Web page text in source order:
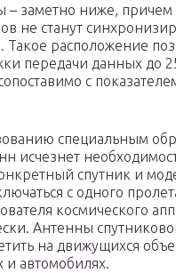
– заметно ниже, причем
не станут
расположение
передачи данных до
с
специальным
исчезнет
спутник и
с одного
космического
Антенны
на движущихся
и автомобилях.